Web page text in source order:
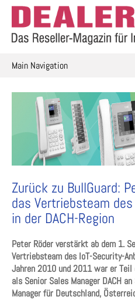
Skip
content
Main Navigation
Zurück zu BullGuard:
das Vertriebsteam
in der DACH-Region
Peter Röder verstärkt ab dem 1.
Vertriebsteam des IoT-Security-
Jahren 2010 und 2011 war er
als Senior Sales Manager DACH
Manager für Deutschland,